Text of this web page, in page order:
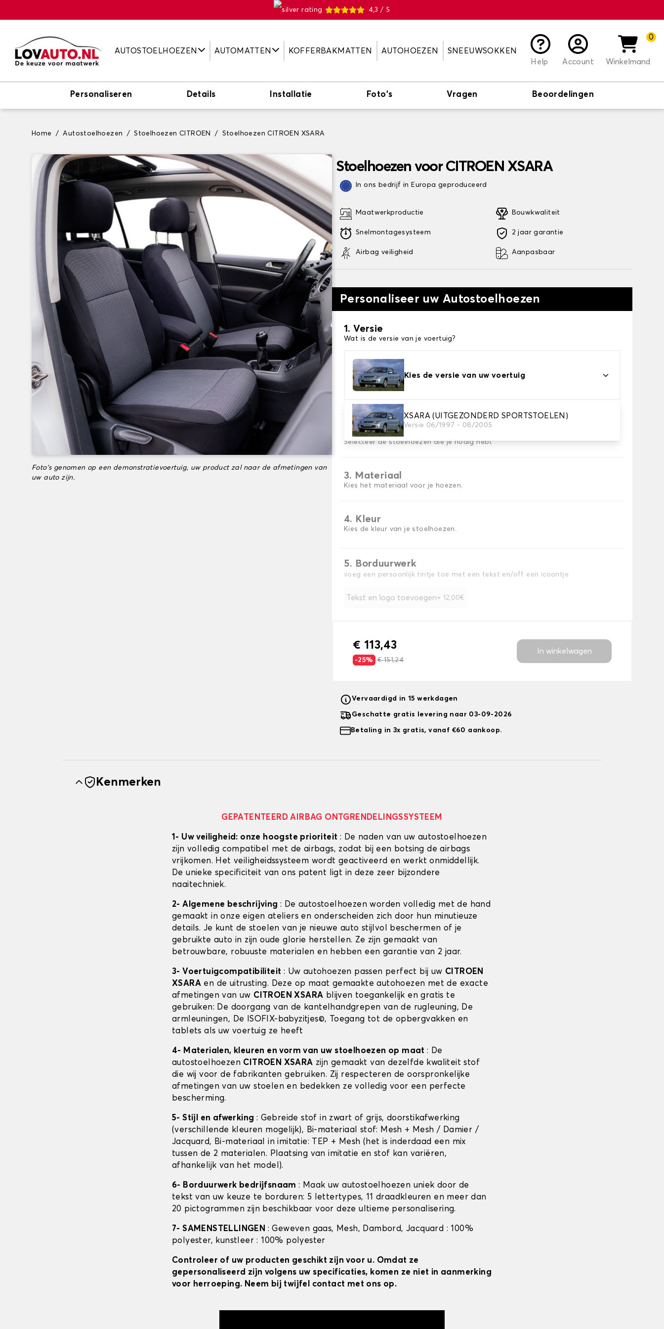
4,3 / 5
AUTOSTOELHOEZEN AUTOMATTEN KOFFERBAKMATTEN AUTOHOEZEN
SNEEUWSOKKEN
Help
Account
0
Winkelmand
Personaliseren Details Installatie Foto's Vragen Beoordelingen
Home Autostoelhoezen Stoelhoezen CITROEN Stoelhoezen CITROEN XSARA
Foto's genomen op een demonstratievoertuig, uw product zal naar de afmetingen van
uw auto zijn.
Stoelhoezen voor CITROEN XSARA
In ons bedrijf in Europa geproduceerd
Maatwerkproductie
Snelmontagesysteem
Airbag veiligheid
Bouwkwaliteit
2 jaar garantie
Aanpasbaar
Personaliseer uw Autostoelhoezen
1. Versie
Wat is de versie van je voertuig?
Kies de versie van uw voertuig
XSARA (UITGEZONDERD SPORTSTOELEN)
Versie 06/1997 - 08/2005
2. Set hoezen
Selecteer de stoelhoezen die je nodig hebt
3. Materiaal
Kies het materiaal voor je hoezen.
4. Kleur
Kies de kleur van je stoelhoezen.
5. Borduurwerk
voeg een persoonlijk tintje toe met een tekst en/off een icoontje
Tekst en logo toevoegen + 12,00€
€ 113,43
-25% € 151,24
In winkelwagen
Vervaardigd in 15 werkdagen
Geschatte gratis levering naar 03-09-2026
Betaling in 3x gratis, vanaf €60 aankoop.
Kenmerken
GEPATENTEERD AIRBAG ONTGRENDELINGSSYSTEEM
1- Uw veiligheid: onze hoogste prioriteit : De naden van uw autostoelhoezen
zijn volledig compatibel met de airbags, zodat bij een botsing de airbags
vrijkomen. Het veiligheidssysteem wordt geactiveerd en werkt onmiddellijk.
De unieke specificiteit van ons patent ligt in deze zeer bijzondere
naaitechniek.
2- Algemene beschrijving : De autostoelhoezen worden volledig met de hand
gemaakt in onze eigen ateliers en onderscheiden zich door hun minutieuze
details. Je kunt de stoelen van je nieuwe auto stijlvol beschermen of je
gebruikte auto in zijn oude glorie herstellen. Ze zijn gemaakt van
betrouwbare, robuuste materialen en hebben een garantie van 2 jaar.
3- Voertuigcompatibiliteit : Uw autohoezen passen perfect bij uw CITROEN
XSARA en de uitrusting. Deze op maat gemaakte autohoezen met de exacte
afmetingen van uw CITROEN XSARA blijven toegankelijk en gratis te
gebruiken: De doorgang van de kantelhandgrepen van de rugleuning, De
armleuningen, De ISOFIX-babyzitjes©, Toegang tot de opbergvakken en
tablets als uw voertuig ze heeft
4- Materialen, kleuren en vorm van uw stoelhoezen op maat: De
autostoelhoezen CITROEN XSARA zijn gemaakt van dezelfde kwaliteit stof
die wij voor de fabrikanten gebruiken. Zij respecteren de oorspronkelijke
afmetingen van uw stoelen en bedekken ze volledig voor een perfecte
bescherming.
5- Stijl en afwerking : Gebreide stof in zwart of grijs, doorstikafwerking
(verschillende kleuren mogelijk), Bi-materiaal stof: Mesh + Mesh / Damier /
Jacquard, Bi-materiaal in imitatie: TEP + Mesh (het is inderdaad een mix
tussen de 2 materialen. Plaatsing van imitatie en stof kan variëren,
afhankelijk van het model).
6- Borduurwerk bedrijfsnaam: Maak uw autostoelhoezen uniek door de
tekst van uw keuze te borduren: 5 lettertypes, 11 draadkleuren en meer dan
20 pictogrammen zijn beschikbaar voor deze ultieme personalisering.
7- SAMENSTELLINGEN : Geweven gaas, Mesh, Dambord, Jacquard : 100%
polyester, kunstleer : 100% polyester
Controleer of uw producten geschikt zijn voor u. Omdat ze
gepersonaliseerd zijn volgens uw specificaties, komen ze niet in aanmerking
voor herroeping. Neem bij twijfel contact met ons op.